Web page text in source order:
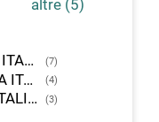
altre (5)
D 853.91 NARRATIVA ITALIANA. SEC. 20.
(7)
D 853.914 NARRATIVA ITALIANA. 1945- (4)
D 853.9 NARRATIVA ITALIANA, 1900- (3)